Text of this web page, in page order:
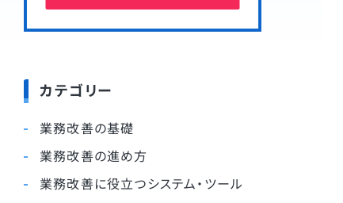
カテゴリー
業務改善の基礎
業務改善の進め方
業務改善に役立つシステム・ツール